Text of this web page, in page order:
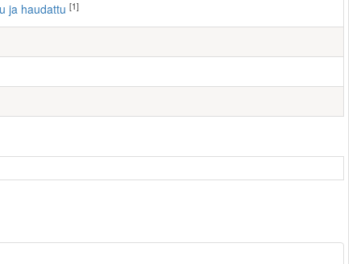
ja haudattu [1]